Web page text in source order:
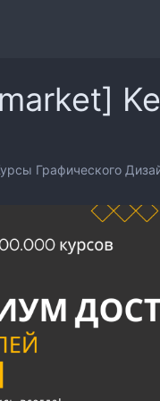
Графического